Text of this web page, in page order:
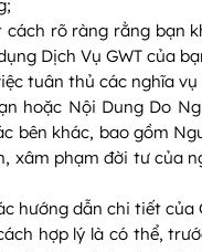
cách rõ ràng rằng bạn
Dịch Vụ GWT của
tuân thủ các nghĩa
hoặc Nội Dung Do
bên khác, bao gồm
xâm phạm đời tư của
hướng dẫn chi tiết của
hợp lý là có thể,